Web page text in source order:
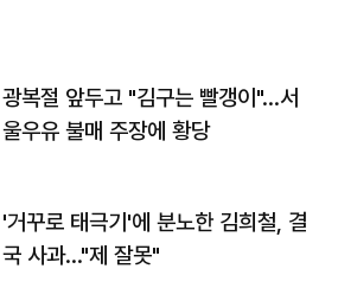
광복절 앞두고 "김구는 빨갱이"…서
울우유 불매 주장에 황당
'거꾸로 태극기'에 분노한 김희철, 결
국 사과…"제 잘못"